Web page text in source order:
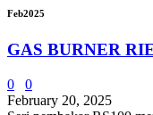
Feb2025
GAS BURNER
0
0
February 20, 2025